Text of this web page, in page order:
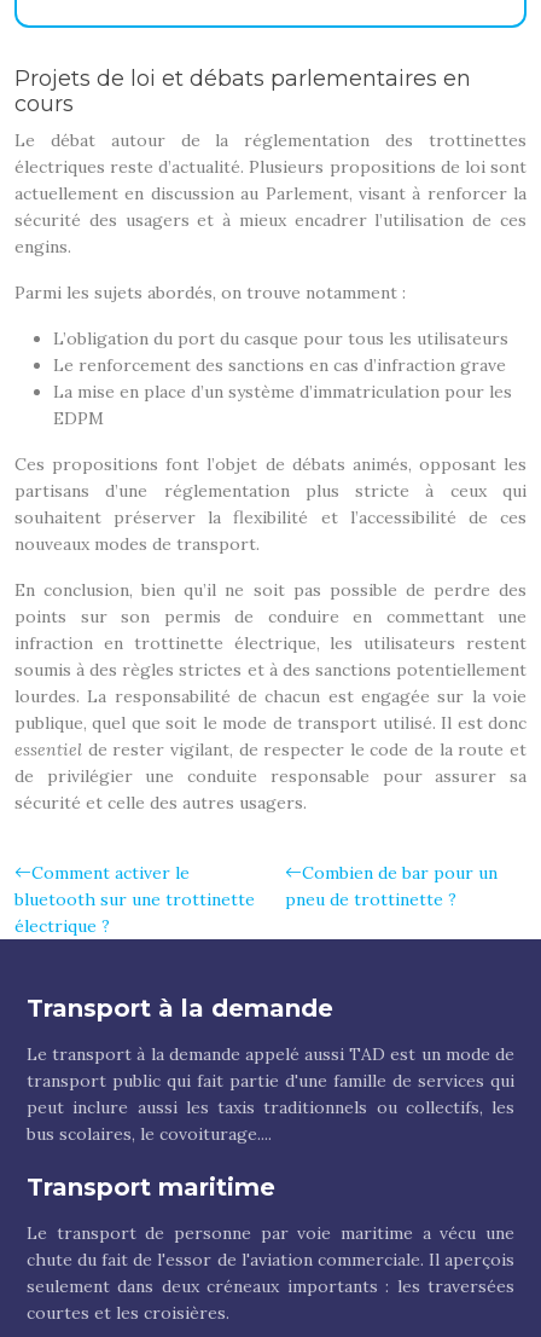
Projets de loi et débats parlementaires en
cours
Le débat autour de la réglementation des trottinettes
électriques reste d’actualité. Plusieurs propositions de loi sont
actuellement en discussion au Parlement, visant à renforcer la
sécurité des usagers et à mieux encadrer l’utilisation de ces
engins.
Parmi les sujets abordés, on trouve notamment :
L’obligation du port du casque pour tous les utilisateurs
Le renforcement des sanctions en cas d’infraction grave
La mise en place d’un système d’immatriculation pour les
EDPM
Ces propositions font l’objet de débats animés, opposant les
partisans d’une réglementation plus stricte à ceux qui
souhaitent préserver la flexibilité et l’accessibilité de ces
nouveaux modes de transport.
En conclusion, bien qu’il ne soit pas possible de perdre des
points sur son permis de conduire en commettant une
infraction en trottinette électrique, les utilisateurs restent
soumis à des règles strictes et à des sanctions potentiellement
lourdes. La responsabilité de chacun est engagée sur la voie
publique, quel que soit le mode de transport utilisé. Il est donc
essentiel de rester vigilant, de respecter le code de la route et
de privilégier une conduite responsable pour assurer sa
sécurité et celle des autres usagers.
Comment activer le
bluetooth sur une trottinette
électrique ?
Combien de bar pour un
pneu de trottinette ?
Transport à la demande
Le transport à la demande appelé aussi TAD est un mode de
transport public qui fait partie d'une famille de services qui
peut inclure aussi les taxis traditionnels ou collectifs, les
bus scolaires, le covoiturage....
Transport maritime
Le transport de personne par voie maritime a vécu une
chute du fait de l'essor de l'aviation commerciale. Il aperçois
seulement dans deux créneaux importants : les traversées
courtes et les croisières.